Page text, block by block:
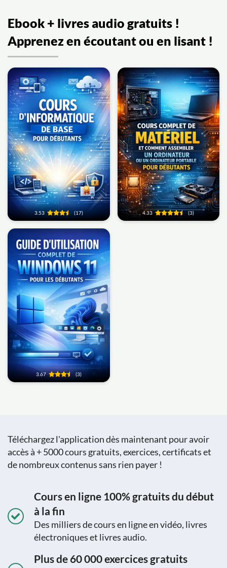
Ebook + livres audio gratuits !
Apprenez en écoutant ou en lisant !
3.53 (17) 4.33 (3)
3.67 (3)
Téléchargez l'application dès maintenant pour avoir
accès à + 5000 cours gratuits, exercices, certificats et
de nombreux contenus sans rien payer !
Cours en ligne 100% gratuits du début
à la fin
Des milliers de cours en ligne en vidéo, livres
électroniques et livres audio.
Plus de 60 000 exercices gratuits